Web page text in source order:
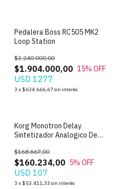
Pedalera Boss RC505 MK2
Loop Station
$1.904.000,00
$2.240.000,00
15% OFF
USD 1277
3 x $634.666,67sin interés
SIN STOCK
Korg Monotron Delay
Sintetizador Analogico De
$160.234,00
$168.667,00
5% OFF
USD 107
3 x $53.411,33 sin interés